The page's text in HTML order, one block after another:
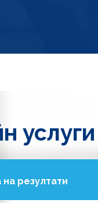
услуги
резултати